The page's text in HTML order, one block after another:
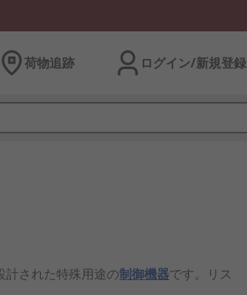
荷物追跡 ログイン/新規登録
計された特殊用途の制御機器です。リス